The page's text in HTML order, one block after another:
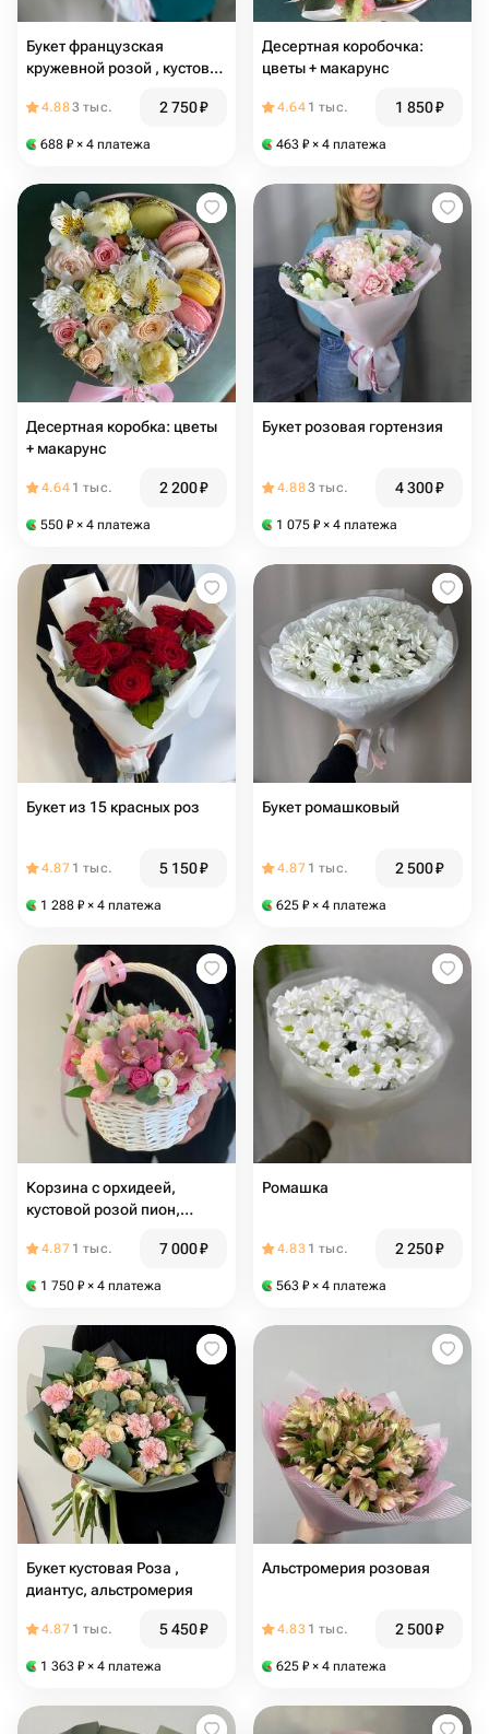
Букет французская
кружевной розой , кустовая
4.883 тыс. 2 750₽
688 ₽ × 4 платежа
Десертная коробочка:
цветы + макарунс
4.64 1 тыс. 1 850₽
463 ₽ × 4 платежа
Десертная коробка: цветы
+ макарунс
4.64 1 тыс. 2 200₽
550 ₽ × 4 платежа
Букет розовая гортензия
4.883 тыс. 4 300₽
1 075 ₽ × 4 платежа
Букет из 15 красных роз
4.87 1 тыс. 5 150₽
1 288 ₽ × 4 платежа
Букет ромашковый
4.87 1 тыс. 2 500₽
625 ₽ × 4 платежа
Корзина с орхидеей,
кустовой розой пион,
4.87 1 тыс. 7 000₽
1 750 ₽ × 4 платежа
Ромашка
4.83 1 тыс. 2 250₽
563 ₽ × 4 платежа
Букет кустовая Роза ,
диантус, альстромерия
4.87 1 тыс. 5 450₽
1 363 ₽ × 4 платежа
Альстромерия розовая
4.83 1 тыс. 2 500₽
625 ₽ × 4 платежа